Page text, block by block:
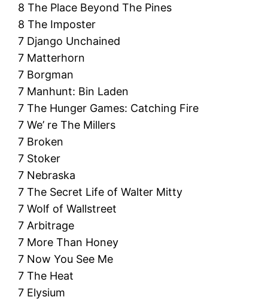
8 The Place Beyond The Pines
8 The Imposter
7 Django Unchained
7 Matterhorn
7 Borgman
7 Manhunt: Bin Laden
7 The Hunger Games: Catching Fire
7 We’ re The Millers
7 Broken
7 Stoker
7 Nebraska
7 The Secret Life of Walter Mitty
7 Wolf of Wallstreet
7 Arbitrage
7 More Than Honey
7 Now You See Me
7 The Heat
7 Elysium